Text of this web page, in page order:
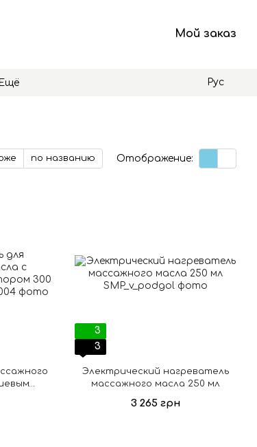
Мой заказ
Ещё Рус
по названию Отображение:
3
3
Электрический нагреватель
массажного масла 250 мл
3 265 грн